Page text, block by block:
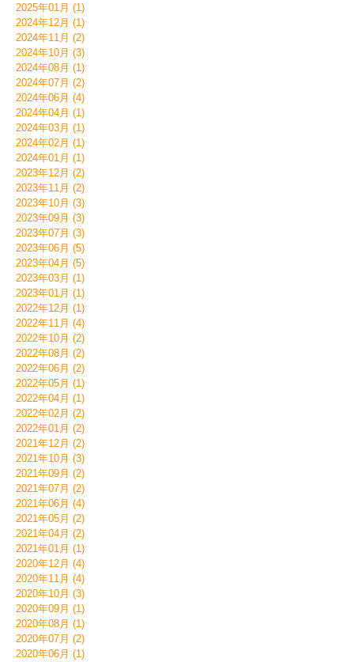
2025年01月 (1)
2024年12月 (1)
2024年11月 (2)
2024年10月 (3)
2024年08月 (1)
2024年07月 (2)
2024年06月 (4)
2024年04月 (1)
2024年03月 (1)
2024年02月 (1)
2024年01月 (1)
2023年12月 (2)
2023年11月 (2)
2023年10月 (3)
2023年09月 (3)
2023年07月 (3)
2023年06月 (5)
2023年04月 (5)
2023年03月 (1)
2023年01月 (1)
2022年12月 (1)
2022年11月 (4)
2022年10月 (2)
2022年08月 (2)
2022年06月 (2)
2022年05月 (1)
2022年04月 (1)
2022年02月 (2)
2022年01月 (2)
2021年12月 (2)
2021年10月 (3)
2021年09月 (2)
2021年07月 (2)
2021年06月 (4)
2021年05月 (2)
2021年04月 (2)
2021年01月 (1)
2020年12月 (4)
2020年11月 (4)
2020年10月 (3)
2020年09月 (1)
2020年08月 (1)
2020年07月 (2)
2020年06月 (1)